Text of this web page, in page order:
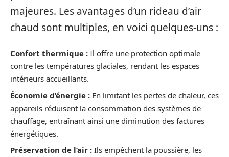
majeures. Les avantages d’un rideau d’air
chaud sont multiples, en voici quelques-uns :
Confort thermique : Il offre une protection optimale
contre les températures glaciales, rendant les espaces
intérieurs accueillants.
Économie d’énergie : En limitant les pertes de chaleur, ces
appareils réduisent la consommation des systèmes de
chauffage, entraînant ainsi une diminution des factures
énergétiques.
Préservation de l’air : Ils empêchent la poussière, les